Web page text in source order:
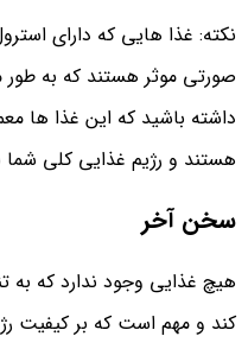
نکته: غذا هایی که دارای
صورتی موثر هستند که به طور
داشته باشید که این غذا ها
هستند و رژیم غذایی کلی شما
سخن آخر
هیچ غذایی وجود ندارد که
کند و مهم است که بر کیفیت